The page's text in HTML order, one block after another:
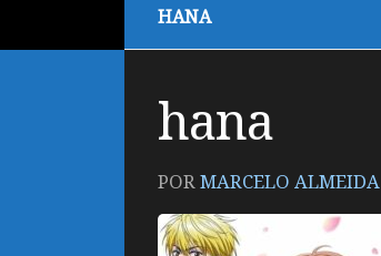
HANA
hana
PORMARCELO ALMEIDA